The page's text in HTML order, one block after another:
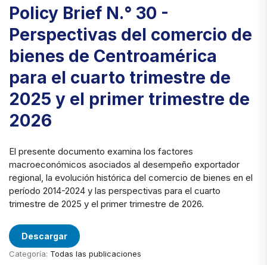
Policy Brief N.° 30 -
Perspectivas del comercio de
bienes de Centroamérica
para el cuarto trimestre de
2025 y el primer trimestre de
2026
El presente documento examina los factores
macroeconómicos asociados al desempeño exportador
regional, la evolución histórica del comercio de bienes en el
período 2014-2024 y las perspectivas para el cuarto
trimestre de 2025 y el primer trimestre de 2026.
Descargar
Categoría: Todas las publicaciones